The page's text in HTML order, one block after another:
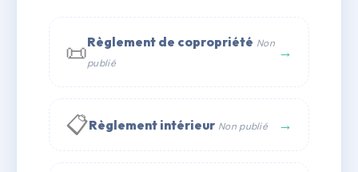
📜Règlement de copropriété Non
publié
→
📋Règlement intérieur Non publié →